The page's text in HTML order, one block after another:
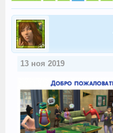
13 ноя 2019